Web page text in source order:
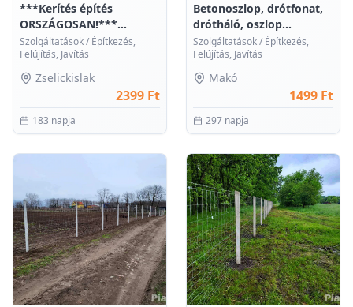
***Kerítés építés
ORSZÁGOSAN!***
dróthál...
Szolgáltatások/ Építkezés,
Felújítás, Javítás
Zselickislak
2399 Ft
183 napja
Betonoszlop, drótfonat,
drótháló, oszlop...
Szolgáltatások/ Építkezés,
Felújítás, Javítás
Makó
1499 Ft
297 napja
0 0